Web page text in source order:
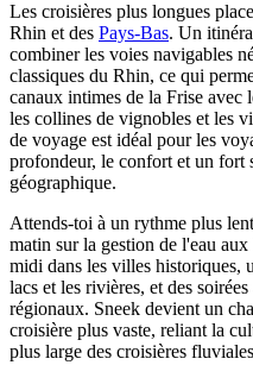
Les croisières plus longues
Rhin et des Pays-Bas. Un
combiner les voies navigables
classiques du Rhin, ce qui
canaux intimes de la Frise avec
les collines de vignobles et les
de voyage est idéal pour les
profondeur, le confort et un fort
géographique.
Attends-toi à un rythme plus
matin sur la gestion de l'eau
midi dans les villes historiques,
lacs et les rivières, et des
régionaux. Sneek devient un
croisière plus vaste, reliant la
plus large des croisières